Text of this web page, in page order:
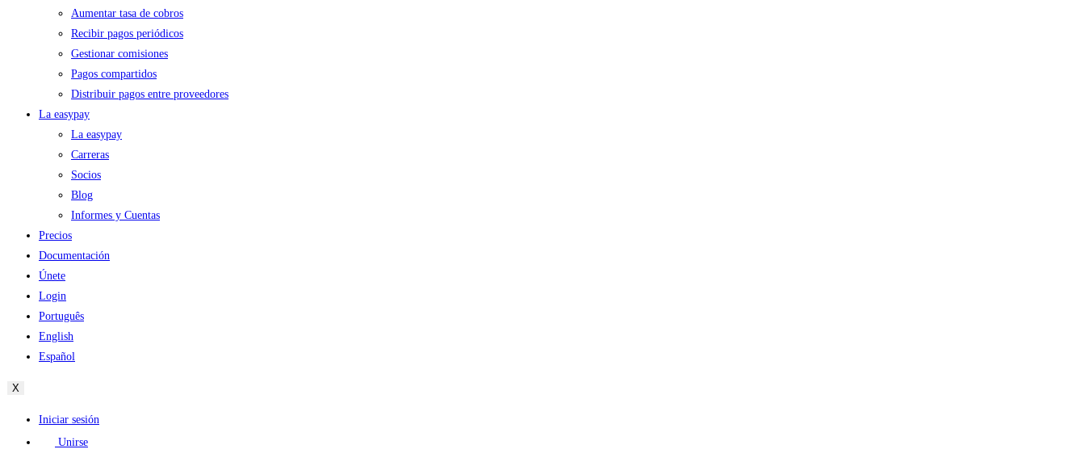
Aumentar tasa de cobros
Recibir pagos periódicos
Gestionar comisiones
Pagos compartidos
Distribuir pagos entre proveedores
La easypay
La easypay
Carreras
Socios
Blog
Informes y Cuentas
Precios
Documentación
Únete
Login
Português
English
Español
X
Iniciar sesión
Unirse